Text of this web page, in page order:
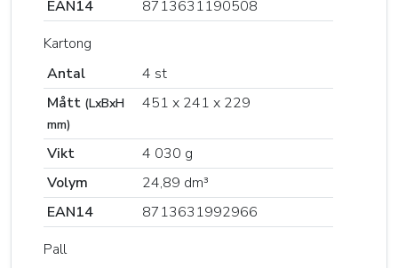
EAN14
8713631190508
Kartong
Antal
4 st
Mått (LxBxH
mm)
451 x 241 x 229
Vikt
4 030 g
Volym
24,89 dm³
EAN14
8713631992966
Pall